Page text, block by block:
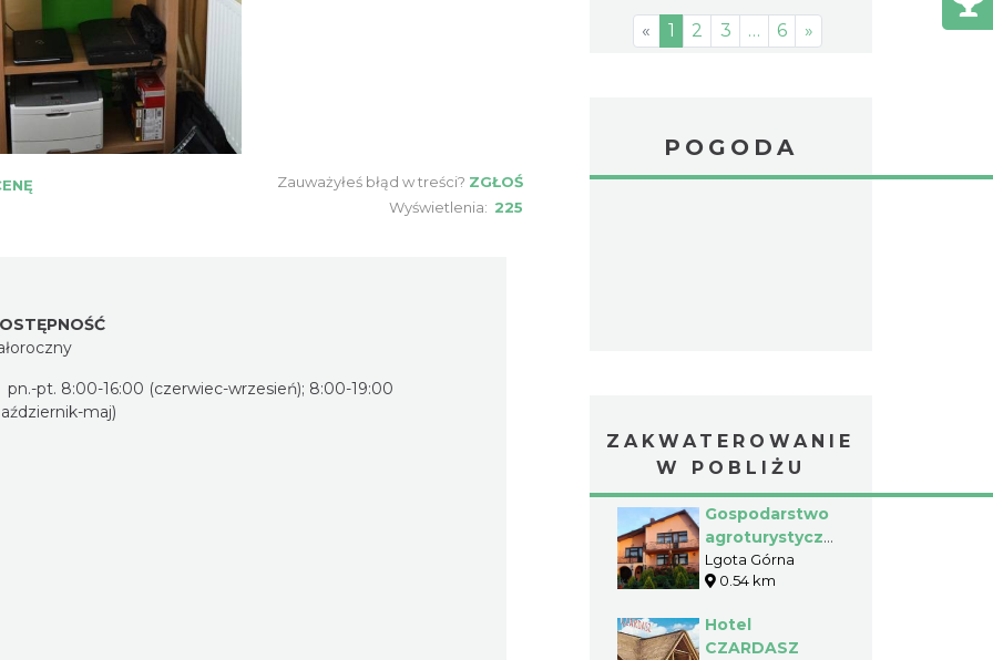
Zauważyłeś błąd w treści? ZGŁOŚ
Wyświetlenia: 225
pn.-pt. 8:00-16:00 (czerwiec-wrzesień); 8:00-19:00
maj)
« 1 2 3 … 6 »
POGODA
ZAKWATEROWANIE
W POBLIŻU
Gospodarstwo
agroturystyczne
- Matynia
Jolanta
Lgota Górna
0.54 km
Hotel
CZARDASZ